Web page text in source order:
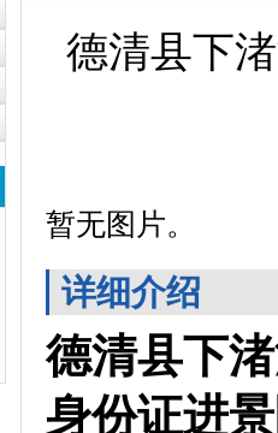
德清县下
暂无图片。
详细介绍
德清县下
身份证进